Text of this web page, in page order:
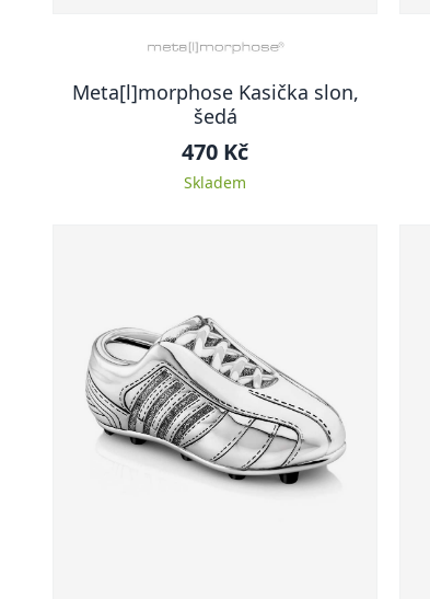
Meta[l]morphose Kasička slon,
šedá
470 Kč
Skladem